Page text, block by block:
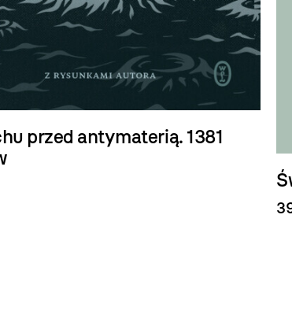
przed antymaterią. 1381